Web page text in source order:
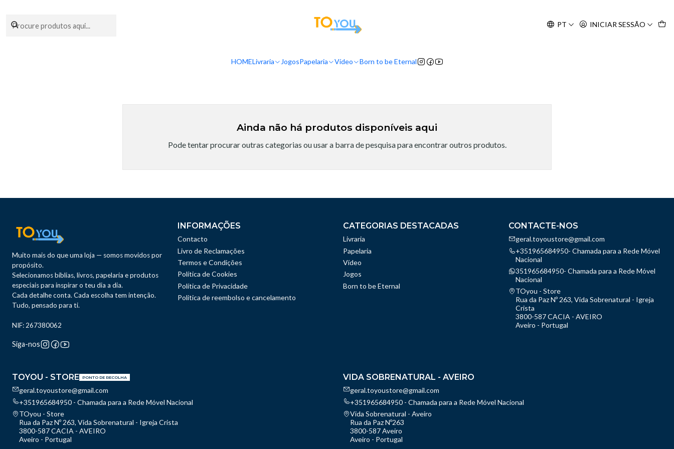
PT INICIAR SESSÃO
HOMELivraria JogosPapelaria Vídeo Born to be Eternal
Autores Belen Losa
Belen Losa
Ainda não há produtos disponíveis aqui
Pode tentar procurar outras categorias ou usar a barra de pesquisa para encontrar outros produtos.
Muito mais do que uma loja — somos movidos por
propósito.
Selecionamos bíblias, livros, papelaria e produtos
especiais para inspirar o teu dia a dia.
Cada detalhe conta. Cada escolha tem intenção.
Tudo, pensado para ti.
NIF: 267380062
Siga-nos
INFORMAÇÕES
Contacto
Livro de Reclamações
Termos e Condições
Política de Cookies
Política de Privacidade
Politica de reembolso e cancelamento
CATEGORIAS DESTACADAS
Livraria
Papelaria
Vídeo
Jogos
Born to be Eternal
CONTACTE-NOS
geral.toyoustore@gmail.com
+351965684950- Chamada para a Rede Móvel
Nacional
351965684950- Chamada para a Rede Móvel
Nacional
TOyou - Store
Rua da Paz Nº 263, Vida Sobrenatural - Igreja
Crista
3800-587 CACIA - AVEIRO
Aveiro - Portugal
TOYOU - STORE PONTO DE RECOLHA
geral.toyoustore@gmail.com
+351965684950 - Chamada para a Rede Móvel Nacional
TOyou - Store
Rua da Paz Nº 263, Vida Sobrenatural - Igreja Crista
3800-587 CACIA - AVEIRO
Aveiro - Portugal
VIDA SOBRENATURAL - AVEIRO
geral.toyoustore@gmail.com
+351965684950 - Chamada para a Rede Móvel Nacional
Vida Sobrenatural - Aveiro
Rua da Paz Nº263
3800-587 Aveiro
Aveiro - Portugal